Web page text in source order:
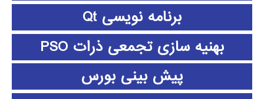
برنامه نویسی Qt
بهنیه سازی تجمعی ذرات PSO
پیش بینی بورس